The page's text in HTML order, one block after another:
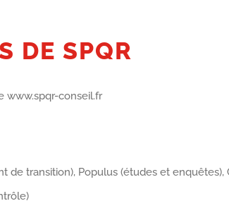
DE SPQR
www.spqr-conseil.fr
de transition), Populus (études et enquêtes),